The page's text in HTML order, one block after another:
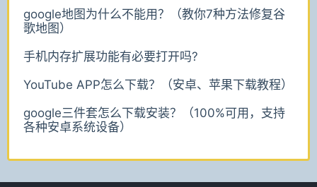
google地图为什么不能用？（教你7种方法修复谷
歌地图）
手机内存扩展功能有必要打开吗?
YouTube APP怎么下载？（安卓、苹果下载教程）
google三件套怎么下载安装？（100%可用，支持
各种安卓系统设备）